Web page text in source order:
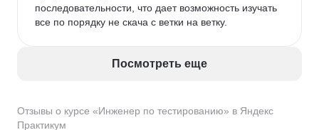
Отзывы о курсе «Инженер по тестированию» в Яндекс
Практикум
последовательности, что дает возможность изучать
все по порядку не скача с ветки на ветку.
Посмотреть еще